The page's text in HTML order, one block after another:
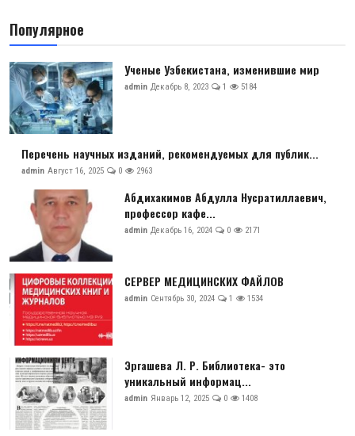
Популярное
Ученые Узбекистана, изменившие мир
admin Декабрь 8, 2023 1 5184
Перечень научных изданий, рекомендуемых для публик...
admin Август 16, 2025 0 2963
Абдихакимов Абдулла Нусратиллаевич,
профессор кафе...
admin Декабрь 16, 2024 0 2171
СЕРВЕР МЕДИЦИНСКИХ ФАЙЛОВ
admin Сентябрь 30, 2024 1 1534
Эргашева Л. Р. Библиотека- это
уникальный информац...
admin Январь 12, 2025 0 1408